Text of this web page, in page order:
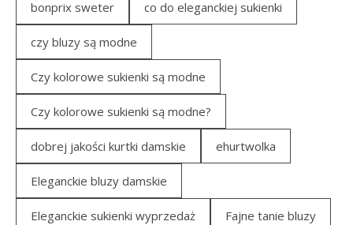
bonprix sweter co do eleganckiej sukienki
czy bluzy są modne
Czy kolorowe sukienki są modne
Czy kolorowe sukienki są modne?
dobrej jakości kurtki damskie ehurtwolka
Eleganckie bluzy damskie
Eleganckie sukienki wyprzedaż Fajne tanie bluzy